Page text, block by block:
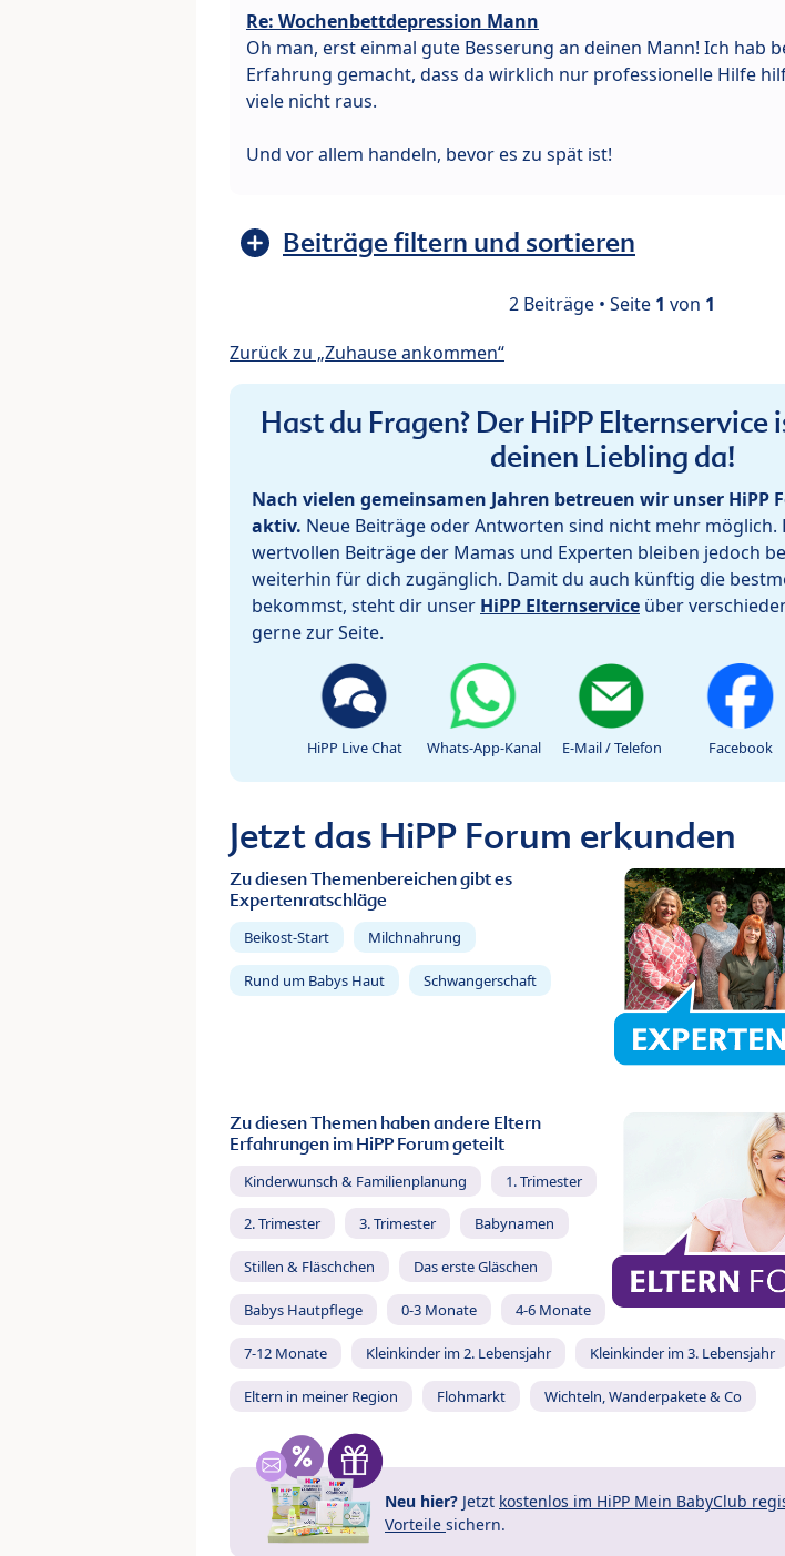
Re: Wochenbettdepression Mann
Oh man, erst einmal gute Besserung an deinen Mann! Ich hab
Erfahrung gemacht, dass da wirklich nur professionelle Hilfe
viele nicht raus.
Und vor allem handeln, bevor es zu spät ist!
Beiträge filtern und sortieren
2 Beiträge • Seite 1 von 1
Zurück zu „Zuhause ankommen“
Hast du Fragen? Der HiPP Elternservice
deinen Liebling da!
Nach vielen gemeinsamen Jahren betreuen wir unser HiPP
aktiv. Neue Beiträge oder Antworten sind nicht mehr möglich.
wertvollen Beiträge der Mamas und Experten bleiben jedoch
weiterhin für dich zugänglich. Damit du auch künftig die
bekommst, steht dir unser HiPP Elternservice über
gerne zur Seite.
HiPP Live Chat Whats-App-Kanal E-Mail / Telefon Facebook
Jetzt das HiPP Forum erkunden
Zu diesen Themenbereichen gibt es
Expertenratschläge
Beikost-Start Milchnahrung
Rund um Babys Haut Schwangerschaft
Zu diesen Themen haben andere Eltern
Erfahrungen im HiPP Forum geteilt
Kinderwunsch & Familienplanung 1. Trimester
2. Trimester 3. Trimester Babynamen
Stillen & Fläschchen Das erste Gläschen
Babys Hautpflege 0-3 Monate 4-6 Monate
7-12 Monate Kleinkinder im 2. Lebensjahr Kleinkinder im 3. Lebensjahr
Eltern in meiner Region Flohmarkt Wichteln, Wanderpakete & Co
Neu hier? Jetzt kostenlos im HiPP Mein BabyClub
Vorteile sichern.